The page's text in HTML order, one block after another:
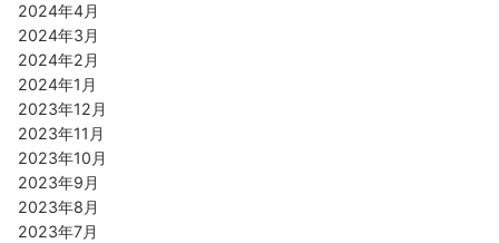
2024年4月
2024年3月
2024年2月
2024年1月
2023年12月
2023年11月
2023年10月
2023年9月
2023年8月
2023年7月